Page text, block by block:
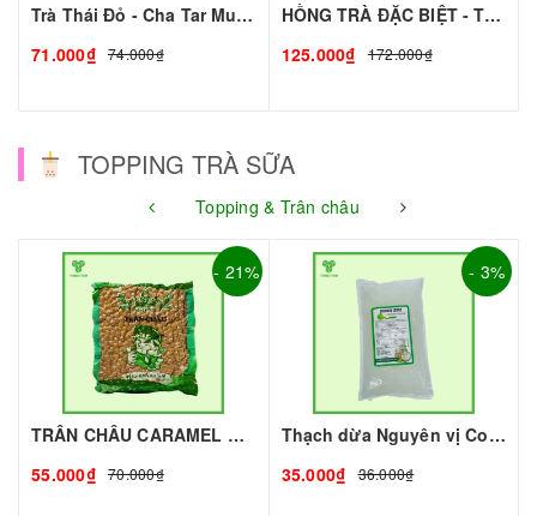
Trà Thái Đỏ - Cha Tar Mua Thái Lan Cao Cấp I Nguyên Liệu Pha Chế - Tobee Food
71.000₫ 74.000₫
HỒNG TRÀ ĐẶC BIỆT - TRÀ XUÂN THỊNH I NGUYÊN LIỆU PHA CHẾ - TOBEE FOOD
125.000₫
172.000₫
TOPPING TRÀ SỮA
Topping & Trân châu
- 21%
TRÂN CHÂU CARAMEL ROYAL - 2kg - ROYAL | Topping làm Trà Sữa - TOBEE FOOD
55.000₫ 70.000₫
- 3%
Thạch dừa Nguyên vị Coconut 1kg I Nguyên Liệu Pha Chế - Tobee Food
35.000₫
36.000₫